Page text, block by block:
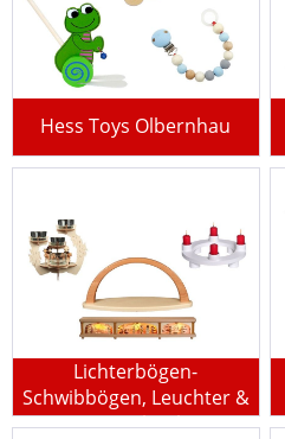
Hess Toys Olbernhau
Lichterbögen-
Schwibbögen, Leuchter &
Fensterbänke